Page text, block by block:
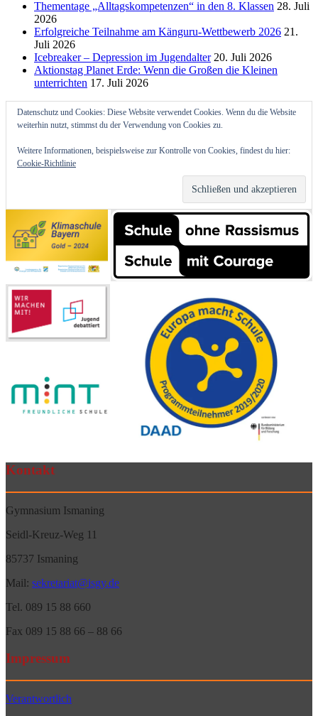
Thementage „Alltagskompetenzen“ in den 8. Klassen 28. Juli
2026
Erfolgreiche Teilnahme am Känguru-Wettbewerb 2026 21.
Juli 2026
Icebreaker – Depression im Jugendalter 20. Juli 2026
Aktionstag Planet Erde: Wenn die Großen die Kleinen
unterrichten 17. Juli 2026
Datenschutz und Cookies: Diese Website verwendet Cookies. Wenn du die Website
weiterhin nutzt, stimmst du der Verwendung von Cookies zu.
Weitere Informationen, beispielsweise zur Kontrolle von Cookies, findest du hier:
Cookie-Richtlinie
Kontakt
Gymnasium Ismaning
Seidl-Kreuz-Weg 11
85737 Ismaning
Mail: sekretariat@isgy.de
Tel. 089 15 88 660
Fax 089 15 88 66 – 88 66
Impressum
Verantwortlich